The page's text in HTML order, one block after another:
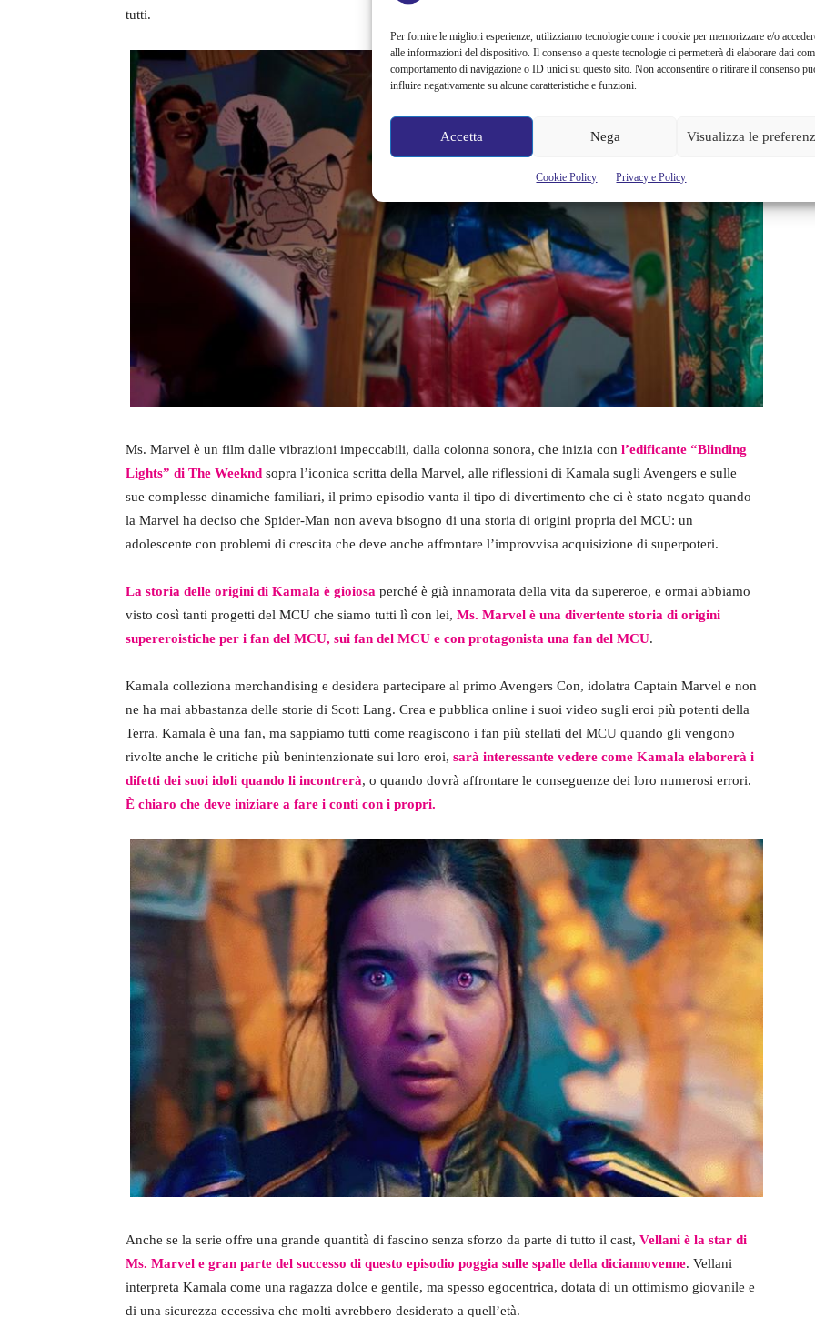
Per fornire le migliori esperienze, utilizziamo tecnologie come i cookie per memorizzare e/o
alle informazioni del dispositivo. Il consenso a queste tecnologie ci permetterà di elaborare dati
comportamento di navigazione o ID unici su questo sito. Non acconsentire o ritirare il consenso
influire negativamente su alcune caratteristiche e funzioni.
Accetta Nega Visualizza le
Cookie Policy Privacy e Policy
tutti.
Ms. Marvel è un film dalle vibrazioni impeccabili, dalla colonna sonora, che inizia con l’edificante “Blinding
Lights” di The Weeknd sopra l’iconica scritta della Marvel, alle riflessioni di Kamala sugli Avengers e sulle
sue complesse dinamiche familiari, il primo episodio vanta il tipo di divertimento che ci è stato negato quando
la Marvel ha deciso che Spider-Man non aveva bisogno di una storia di origini propria del MCU: un
adolescente con problemi di crescita che deve anche affrontare l’improvvisa acquisizione di superpoteri.
La storia delle origini di Kamala è gioiosa perché è già innamorata della vita da supereroe, e ormai abbiamo
visto così tanti progetti del MCU che siamo tutti lì con lei, Ms. Marvel è una divertente storia di origini
supereroistiche per i fan del MCU, sui fan del MCU e con protagonista una fan del MCU.
Kamala colleziona merchandising e desidera partecipare al primo Avengers Con, idolatra Captain Marvel e non
ne ha mai abbastanza delle storie di Scott Lang. Crea e pubblica online i suoi video sugli eroi più potenti della
Terra. Kamala è una fan, ma sappiamo tutti come reagiscono i fan più stellati del MCU quando gli vengono
rivolte anche le critiche più benintenzionate sui loro eroi, sarà interessante vedere come Kamala elaborerà i
difetti dei suoi idoli quando li incontrerà, o quando dovrà affrontare le conseguenze dei loro numerosi errori.
È chiaro che deve iniziare a fare i conti con i propri.
Anche se la serie offre una grande quantità di fascino senza sforzo da parte di tutto il cast, Vellani è la star di
Ms. Marvel e gran parte del successo di questo episodio poggia sulle spalle della diciannovenne. Vellani
interpreta Kamala come una ragazza dolce e gentile, ma spesso egocentrica, dotata di un ottimismo giovanile e
di una sicurezza eccessiva che molti avrebbero desiderato a quell’età.